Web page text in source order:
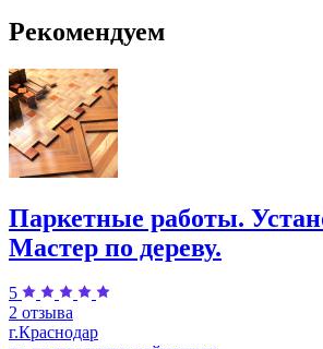
Рекомендуем
Паркетные работы.
Мастер по дереву.
5
2 отзыва
г.Краснодар